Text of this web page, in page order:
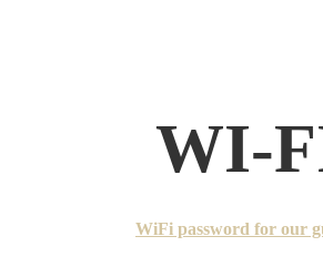
WI-
WiFi password for our